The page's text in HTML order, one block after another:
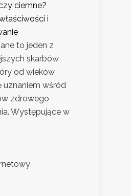
ciemne?
i
to jeden z
skarbów
od wieków
uznaniem wśród
zdrowego
Występujące w